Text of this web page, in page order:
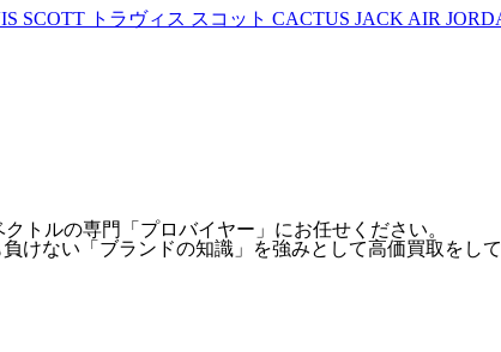
トラヴィス スコット CACTUS JACK AIR
トルの専門「プロバイヤー」にお任せください。
けない「ブランドの知識」を強みとして高価買取をして